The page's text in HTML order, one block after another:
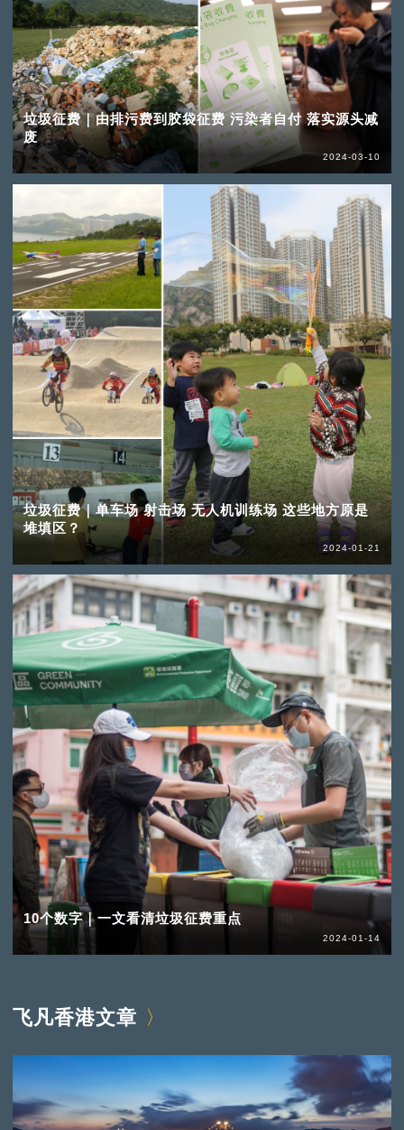
垃圾征费｜由排污费到胶袋征费 污染者自付 落实源头减
废
2024-03-10
垃圾征费｜单车场 射击场 无人机训练场 这些地方原是
堆填区？
2024-01-21
10个数字｜一文看清垃圾征费重点
2024-01-14
飞凡香港文章